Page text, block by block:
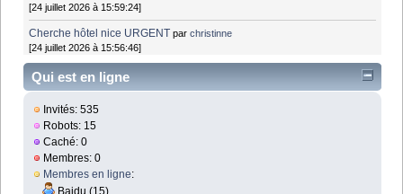
[24 juillet 2026 à 15:59:24]
Cherche hôtel nice URGENT parchristinne
[24 juillet 2026 à 15:56:46]
Qui est en ligne
Invités: 535
Robots: 15
Caché: 0
Membres: 0
Membres en ligne:
Baidu (15)